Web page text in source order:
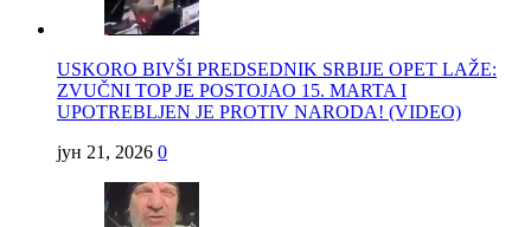
USKORO BIVŠI PREDSEDNIK SRBIJE OPET LAŽE:
ZVUČNI TOP JE POSTOJAO 15. MARTA I
UPOTREBLJEN JE PROTIV NARODA! (VIDEO)
јун 21, 2026 0